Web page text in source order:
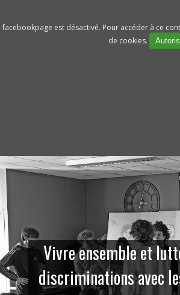
facebookpage est désactivé. Pour accéder à ce
de cookies.
Vivre ensemble et lutter
discriminations avec les
Telia et Lucie nous
mobilité en
Octobre rose à
Élèves et formateurs,
même cause
Nouvelles
Naucelle !
La MFR de
Les élèves de la MFR de
cadre d'un